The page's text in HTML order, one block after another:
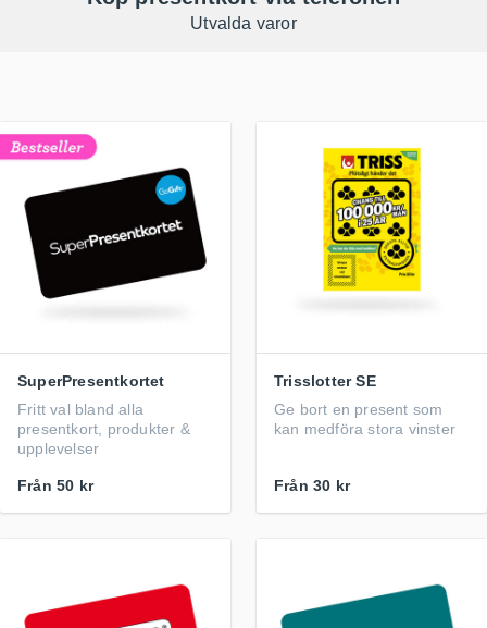
Utvalda varor
SuperPresentkortet
Fritt val bland alla
presentkort, produkter &
upplevelser
Från 50 kr
Trisslotter SE
Ge bort en present som
kan medföra stora vinster
Från 30 kr